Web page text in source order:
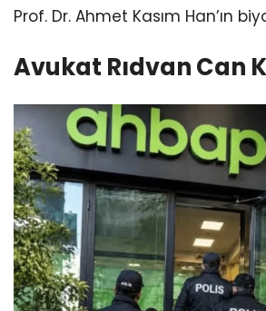
Prof. Dr. Ahmet Kasım Han’ın
Avukat Rıdvan Can